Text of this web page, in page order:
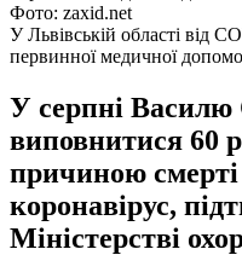
Фото: zaxid.net
У Львівській області від
первинної медичної
У серпні Василю
виповнитися 60
причиною смерті
коронавірус,
Міністерстві